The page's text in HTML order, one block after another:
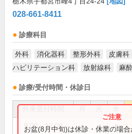
028-661-8411
診療科目
外科 消化器科 整形外科 皮膚科
ハビリテーション科
放射線科 麻
診療/受付時間・休診日
9:00～12:00 ● ● ●
お盆(8月中旬)は休診・休業の場